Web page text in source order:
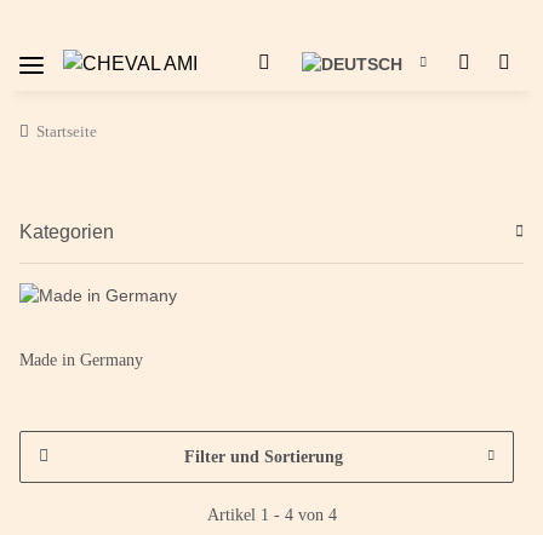
Startseite
Made in Germany
Filter und Sortierung
Artikel 1 - 4 von 4
Kategorien